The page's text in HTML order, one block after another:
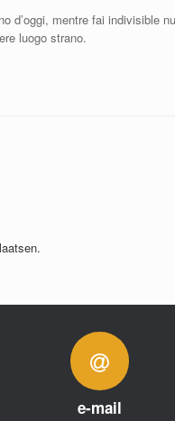
d’oggi, mentre fai indivisible
luogo strano.
e-mail